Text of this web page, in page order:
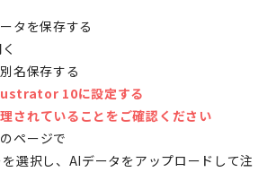
タを保存する
名保存する
10に設定する
されていることをご確認ください
ページで
選択し、AIデータをアップロードして注